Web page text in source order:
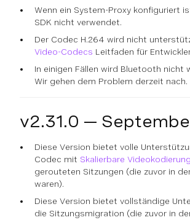
Wenn ein System-Proxy konfiguriert
SDK nicht verwendet.
Der Codec H.264 wird nicht
Video-Codecs Leitfaden für
In einigen Fällen wird Bluetooth nicht
Wir gehen dem Problem derzeit nach.
v2.31.0 —
Diese Version bietet volle
Codec mit Skalierbare
gerouteten Sitzungen (die zuvor in
waren).
Diese Version bietet vollständige
die Sitzungsmigration (die zuvor in